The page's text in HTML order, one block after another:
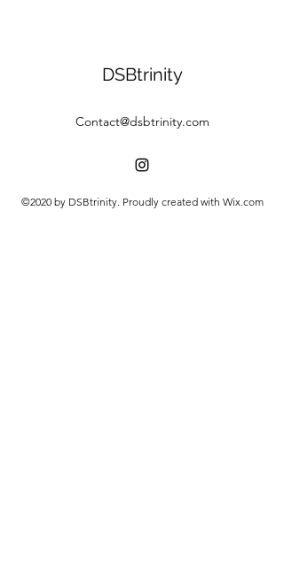
DSBtrinity
Contact@dsbtrinity.com
©2020 by DSBtrinity. Proudly created with Wix.com